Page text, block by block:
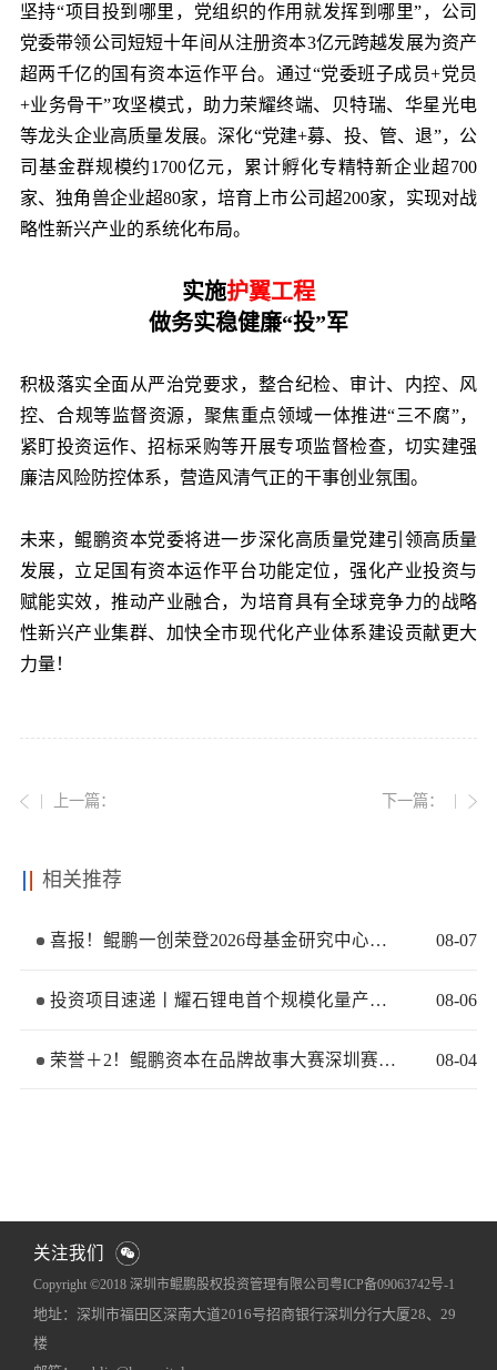
坚持“项目投到哪里，党组织的作用就发挥到哪里”，公司
党委带领公司短短十年间从注册资本3亿元跨越发展为资产
超两千亿的国有资本运作平台。通过“党委班子成员+党员
+业务骨干”攻坚模式，助力荣耀终端、贝特瑞、华星光电
等龙头企业高质量发展。深化“党建+募、投、管、退”，公
司基金群规模约1700亿元，累计孵化专精特新企业超700
家、独角兽企业超80家，培育上市公司超200家，实现对战
略性新兴产业的系统化布局。
实施护翼工程
做务实稳健廉“投”军
积极落实全面从严治党要求，整合纪检、审计、内控、风
控、合规等监督资源，聚焦重点领域一体推进“三不腐”，
紧盯投资运作、招标采购等开展专项监督检查，切实建强
廉洁风险防控体系，营造风清气正的干事创业氛围。
未来，鲲鹏资本党委将进一步深化高质量党建引领高质量
发展，立足国有资本运作平台功能定位，强化产业投资与
赋能实效，推动产业融合，为培育具有全球竞争力的战略
性新兴产业集群、加快全市现代化产业体系建设贡献更大
力量！
上一篇： 下一篇：
相关推荐
喜报！鲲鹏一创荣登2026母基金研究中心两大榜单 08-07
投资项目速递丨耀石锂电首个规模化量产基地签约落地 08-06
荣誉＋2！鲲鹏资本在品牌故事大赛深圳赛区再获佳绩 08-04
关注我们
Copyright ©2018 深圳市鲲鹏股权投资管理有限公司粤ICP备09063742号-1
网站地图犀牛云提供企业云服务
地址：深圳市福田区深南大道2016号招商银行深圳分行大厦28、29
楼